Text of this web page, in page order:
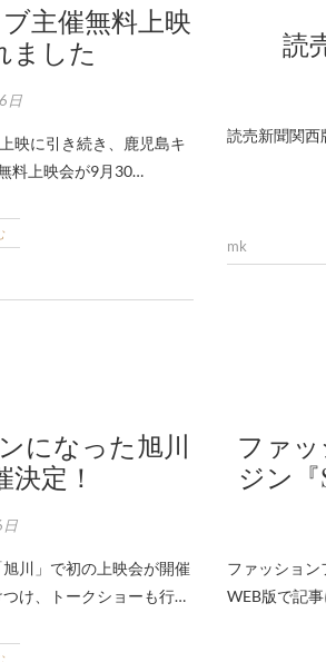
主催無料上映
ました
日
映に引き続き、鹿児島キ
料上映会が9月30…
読
読売新聞関西
mk
になった旭川
定！
川」で初の上映会が開催
け、トークショーも行…
ファ
ジン『
ファッション
WEB版で記